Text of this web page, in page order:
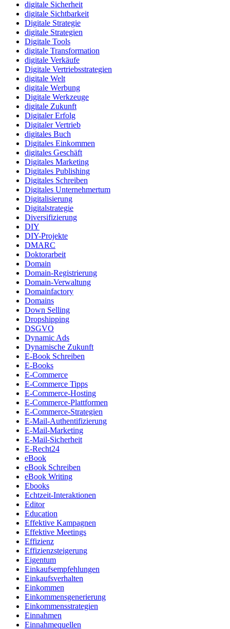
digitale Sicherheit
digitale Sichtbarkeit
Digitale Strategie
digitale Strategien
Digitale Tools
digitale Transformation
digitale Verkäufe
Digitale Vertriebsstrategien
digitale Welt
digitale Werbung
Digitale Werkzeuge
digitale Zukunft
Digitaler Erfolg
Digitaler Vertrieb
digitales Buch
Digitales Einkommen
digitales Geschäft
Digitales Marketing
Digitales Publishing
Digitales Schreiben
Digitales Unternehmertum
Digitalisierung
Digitalstrategie
Diversifizierung
DIY
DIY-Projekte
DMARC
Doktorarbeit
Domain
Domain-Registrierung
Domain-Verwaltung
Domainfactory
Domains
Down Selling
Dropshipping
DSGVO
Dynamic Ads
Dynamische Zukunft
E-Book Schreiben
E-Books
E-Commerce
E-Commerce Tipps
E-Commerce-Hosting
E-Commerce-Plattformen
E-Commerce-Strategien
E-Mail-Authentifizierung
E-Mail-Marketing
E-Mail-Sicherheit
E-Recht24
eBook
eBook Schreiben
eBook Writing
Ebooks
Echtzeit-Interaktionen
Editor
Education
Effektive Kampagnen
Effektive Meetings
Effizienz
Effizienzsteigerung
Eigentum
Einkaufsempfehlungen
Einkaufsverhalten
Einkommen
Einkommensgenerierung
Einkommensstrategien
Einnahmen
Einnahmequellen